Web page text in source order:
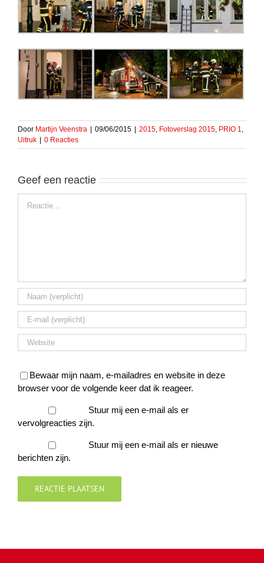
Door Martijn Veenstra | 09/06/2015 | 2015 Fotoverslag 2015 PRIO 1
Uitruk | 0 Reacties
Geef een reactie
Bewaar mijn naam, e-mailadres en website in deze
browser voor de volgende keer dat ik reageer.
Stuur mij een e-mail als er
vervolgreacties zijn.
Stuur mij een e-mail als er nieuwe
berichten zijn.